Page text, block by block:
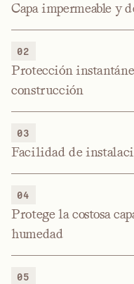
Capa impermeable y
02
Protección
construcción
03
Facilidad de
04
Protege la costosa
humedad
05